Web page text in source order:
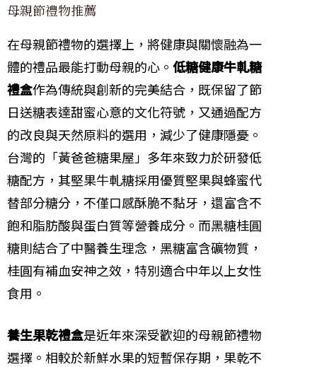
母親節禮物推薦
在母親節禮物的選擇上，將健康與關懷融為一
體的禮品最能打動母親的心。 低糖健康牛軋糖
禮盒作為傳統與創新的完美結合，既保留了節
日送糖表達甜蜜心意的文化符號，又通過配方
的改良與天然原料的選用，減少了健康隱憂。
台灣的「黃爸爸糖果屋」多年來致力於研發低
糖配方，其堅果牛軋糖採用優質堅果與蜂蜜代
替部分糖分，不僅口感酥脆不黏牙，還富含不
飽和脂肪酸與蛋白質等營養成分。而黑糖桂圓
糖則結合了中醫養生理念，黑糖富含礦物質，
桂圓有補血安神之效，特別適合中年以上女性
食用。
養生果乾禮盒是近年來深受歡迎的母親節禮物
選擇。相較於新鮮水果的短暫保存期，果乾不